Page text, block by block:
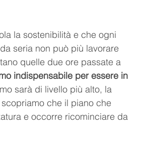
la sostenibilità e che ogni
seria non può più lavorare
quelle due ore passate a
indispensabile per essere in
sarà di livello più alto, la
che il piano che
e occorre ricominciare da